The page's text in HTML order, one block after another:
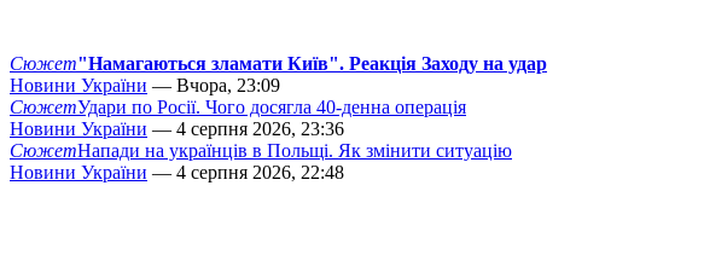
Сюжет"Намагаються зламати Київ". Реакція Заходу на удар
Новини України — Вчора, 23:09
СюжетУдари по Росії. Чого досягла 40-денна операція
Новини України — 4 серпня 2026, 23:36
СюжетНапади на українців в Польщі. Як змінити ситуацію
Новини України — 4 серпня 2026, 22:48